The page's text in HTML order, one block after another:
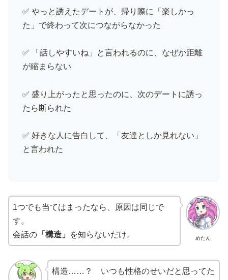
✅ やっと誘えたデートが、帰り際に「楽しかっ
た」で終わって次につながらなかった
✅ 「話しやすいね」と言われるのに、なぜか距離
が縮まらない
✅ 盛り上がったと思ったのに、次のデートに誘っ
たら断られた
✅ 好きな人に告白して、「友達としか見れない」
と言われた
めたん
1つでも当てはまったなら、原因は同じで
す。
会話の 「構造」 を知らないだけ。
構造……？ いつも性格のせいだと思ってた